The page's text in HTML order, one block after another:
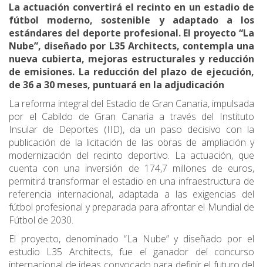
La actuación convertirá el recinto en un estadio de
fútbol moderno, sostenible y adaptado a los
estándares del deporte profesional. El proyecto “La
Nube”, diseñado por L35 Architects, contempla una
nueva cubierta, mejoras estructurales y reducción
de emisiones. La reducción del plazo de ejecución,
de 36 a 30 meses, puntuará en la adjudicación
La reforma integral del Estadio de Gran Canaria, impulsada
por el Cabildo de Gran Canaria a través del Instituto
Insular de Deportes (IID), da un paso decisivo con la
publicación de la licitación de las obras de ampliación y
modernización del recinto deportivo. La actuación, que
cuenta con una inversión de 174,7 millones de euros,
permitirá transformar el estadio en una infraestructura de
referencia internacional, adaptada a las exigencias del
fútbol profesional y preparada para afrontar el Mundial de
Fútbol de 2030.
El proyecto, denominado “La Nube” y diseñado por el
estudio L35 Architects, fue el ganador del concurso